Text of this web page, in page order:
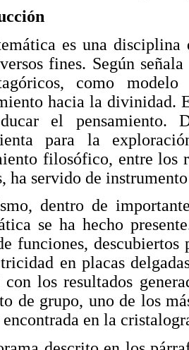
es una
fines. Según
como
hacia la divinidad.
el pensamiento.
para la
filosófico, entre los
ha servido de
dentro de
se ha hecho
funciones,
en placas
con los resultados
de grupo, uno de los
encontrada en la